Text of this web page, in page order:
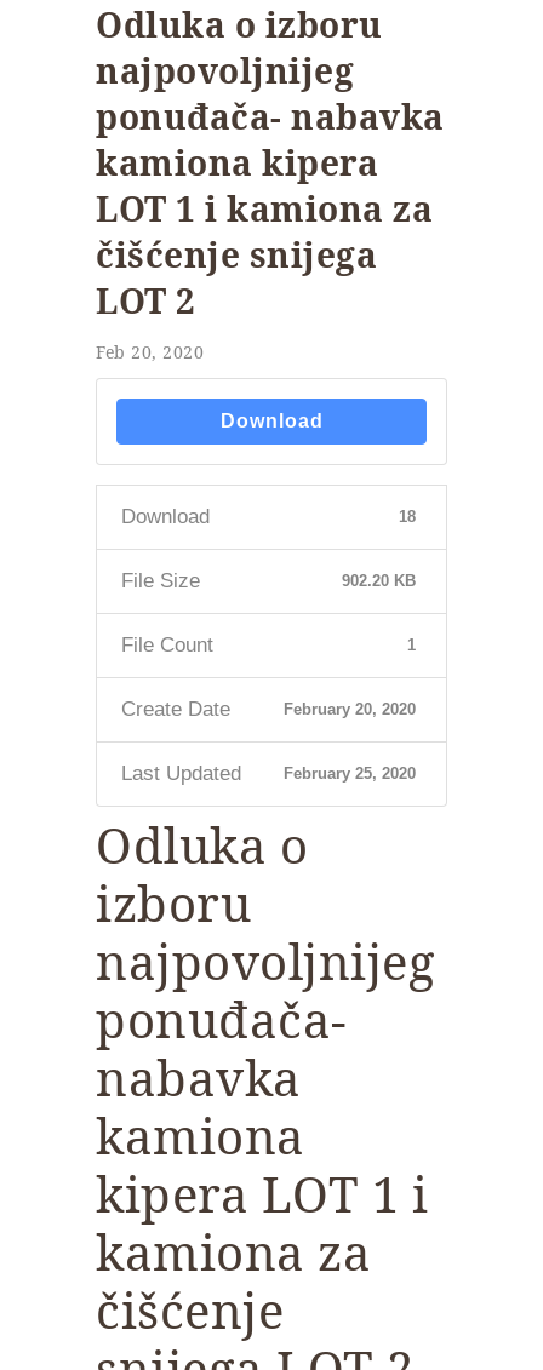
Odluka o izboru
najpovoljnijeg
ponuđača- nabavka
kamiona kipera
LOT 1 i kamiona za
čišćenje snijega
LOT 2
Feb 20, 2020
Download
Download 18
File Size 902.20 KB
File Count 1
Create Date February 20, 2020
Last Updated February 25, 2020
Odluka o
izboru
najpovoljnijeg
ponuđača-
nabavka
kamiona
kipera LOT 1 i
kamiona za
čišćenje